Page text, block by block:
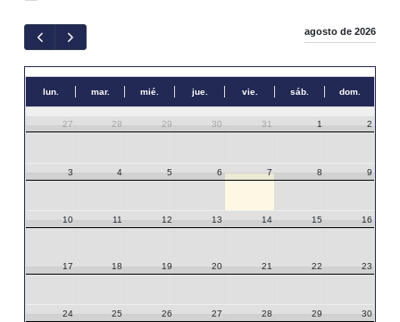
agosto de 2026
lun. mar. mié. jue. vie. sáb. dom.
27 28 29 30 31 1 2
3 4 5 6 7 8 9
10 11 12 13 14 15 16
17 18 19 20 21 22 23
24 25 26 27 28 29 30